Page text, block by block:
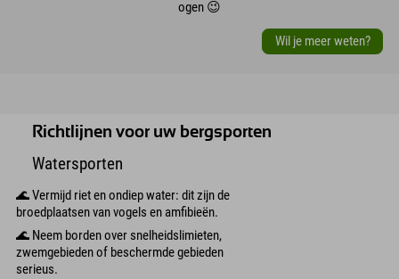
ogen 😉
Wil je meer weten?
Richtlijnen voor uw bergsporten
Watersporten
🌊 Vermijd riet en ondiep water: dit zijn de
broedplaatsen van vogels en amfibieën.
🌊 Neem borden over snelheidslimieten,
zwemgebieden of beschermde gebieden
serieus.